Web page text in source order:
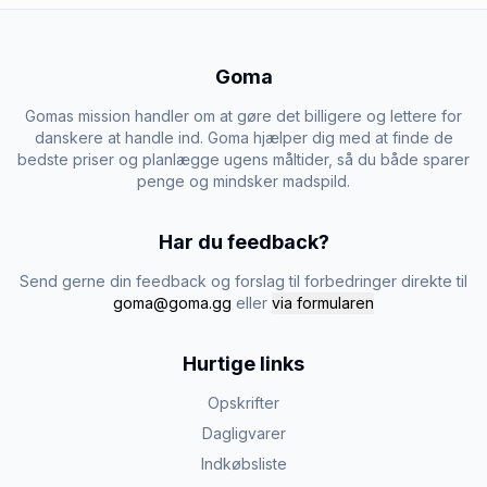
Goma
Gomas mission handler om at gøre det billigere og lettere for
danskere at handle ind. Goma hjælper dig med at finde de
bedste priser og planlægge ugens måltider, så du både sparer
penge og mindsker madspild.
Har du feedback?
Send gerne din feedback og forslag til forbedringer direkte til
goma@goma.gg eller via formularen
Hurtige links
Opskrifter
Dagligvarer
Indkøbsliste